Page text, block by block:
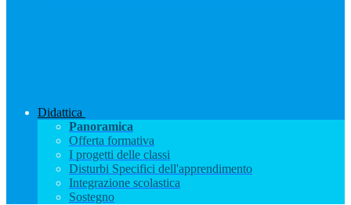
Didattica
Panoramica
Offerta formativa
I progetti delle classi
Disturbi Specifici dell'apprendimento
Integrazione scolastica
Sostegno